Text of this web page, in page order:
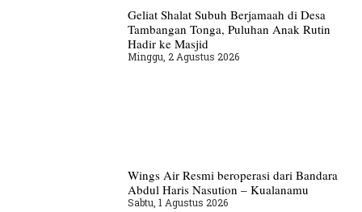
Geliat Shalat Subuh Berjamaah di Desa
Tambangan Tonga, Puluhan Anak Rutin
Hadir ke Masjid
Minggu, 2 Agustus 2026
Wings Air Resmi beroperasi dari Bandara
Abdul Haris Nasution – Kualanamu
Sabtu, 1 Agustus 2026